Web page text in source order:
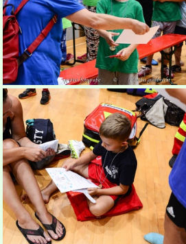
3. Kids World Cup Bamberg